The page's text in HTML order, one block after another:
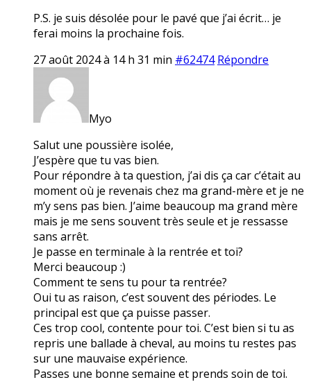
P.S. je suis désolée pour le pavé que j’ai écrit… je
ferai moins la prochaine fois.
27 août 2024 à 14 h 31 min #62474 Répondre
Myo
Salut une poussière isolée,
J’espère que tu vas bien.
Pour répondre à ta question, j’ai dis ça car c’était au
moment où je revenais chez ma grand-mère et je ne
m’y sens pas bien. J’aime beaucoup ma grand mère
mais je me sens souvent très seule et je ressasse
sans arrêt.
Je passe en terminale à la rentrée et toi?
Merci beaucoup :)
Comment te sens tu pour ta rentrée?
Oui tu as raison, c’est souvent des périodes. Le
principal est que ça puisse passer.
Ces trop cool, contente pour toi. C’est bien si tu as
repris une ballade à cheval, au moins tu restes pas
sur une mauvaise expérience.
Passes une bonne semaine et prends soin de toi.